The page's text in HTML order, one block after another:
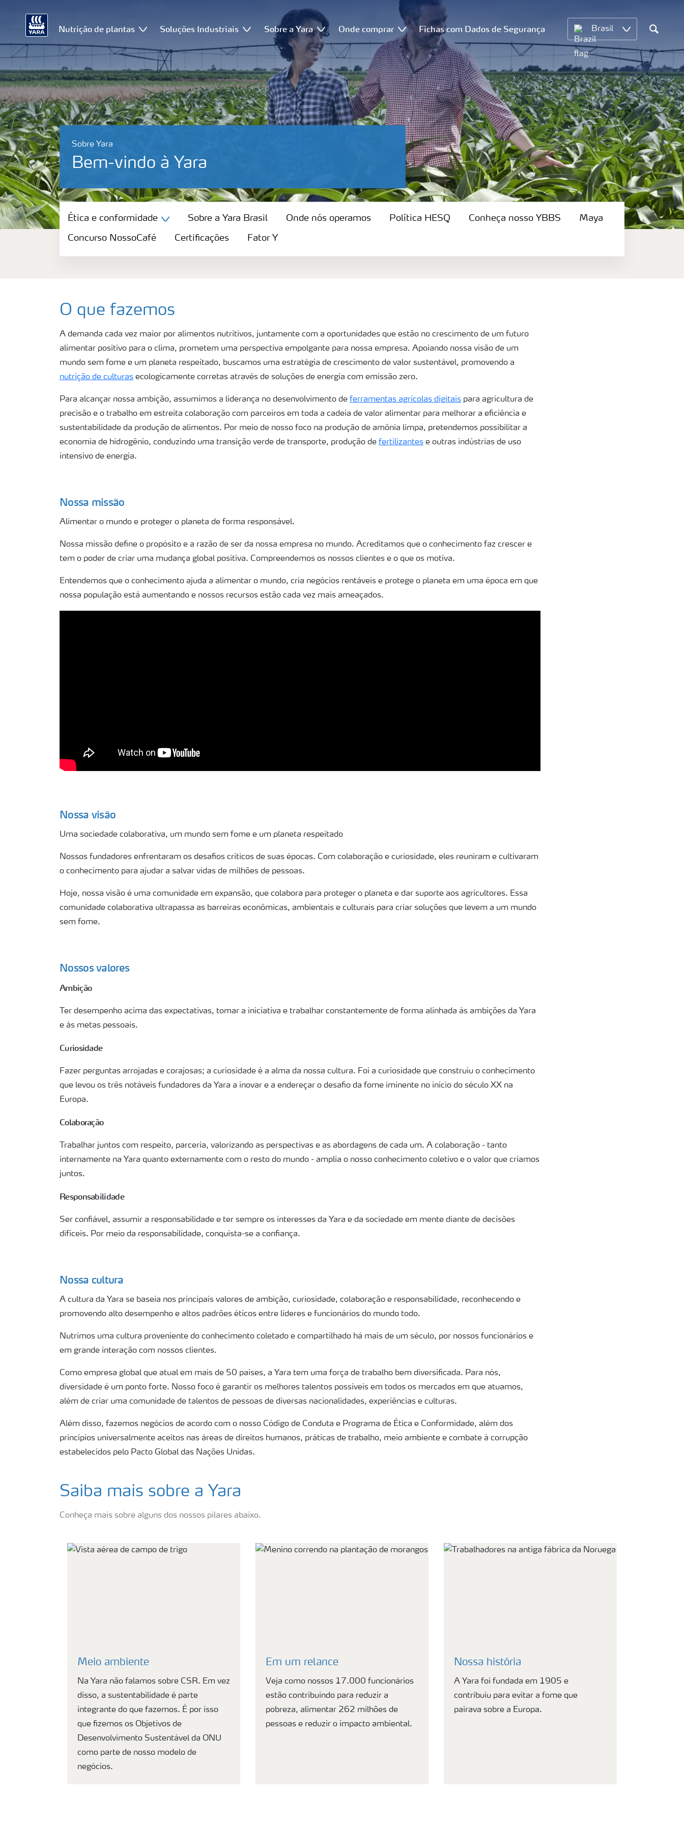
Nutrição de plantas Soluções Industriais Sobre a Yara Onde comprar Fichas com Dados de Segurança Brasil
Search
Sobre Yara
Bem-vindo à Yara
Ética e conformidade
Sobre a Yara Brasil
Política HESQ
Conheça nosso YBBS
Concurso NossoCafé
Ética e conformidade Sobre a Yara Brasil Onde nós operamos Política HESQ Conheça nosso YBBS Maya
Concurso NossoCafé Certificações Fator Y
O que fazemos
A demanda cada vez maior por alimentos nutritivos, juntamente com a oportunidades que estão no crescimento de um futuro
alimentar positivo para o clima, prometem uma perspectiva empolgante para nossa empresa. Apoiando nossa visão de um
mundo sem fome e um planeta respeitado, buscamos uma estratégia de crescimento de valor sustentável, promovendo a
nutrição de culturas ecologicamente corretas através de soluções de energia com emissão zero.
Para alcançar nossa ambição, assumimos a liderança no desenvolvimento de ferramentas agrícolas digitais para agricultura de
precisão e o trabalho em estreita colaboração com parceiros em toda a cadeia de valor alimentar para melhorar a eficiência e
sustentabilidade da produção de alimentos. Por meio de nosso foco na produção de amônia limpa, pretendemos possibilitar a
economia de hidrogênio, conduzindo uma transição verde de transporte, produção de fertilizantes e outras indústrias de uso
intensivo de energia.
Nossa missão
Alimentar o mundo e proteger o planeta de forma responsável.
Nossa missão define o propósito e a razão de ser da nossa empresa no mundo. Acreditamos que o conhecimento faz crescer e
tem o poder de criar uma mudança global positiva. Compreendemos os nossos clientes e o que os motiva.
Entendemos que o conhecimento ajuda a alimentar o mundo, cria negócios rentáveis e protege o planeta em uma época em que
nossa população está aumentando e nossos recursos estão cada vez mais ameaçados.
Nossa visão
Uma sociedade colaborativa, um mundo sem fome e um planeta respeitado
Nossos fundadores enfrentaram os desafios críticos de suas épocas. Com colaboração e curiosidade, eles reuniram e cultivaram
o conhecimento para ajudar a salvar vidas de milhões de pessoas.
Hoje, nossa visão é uma comunidade em expansão, que colabora para proteger o planeta e dar suporte aos agricultores. Essa
comunidade colaborativa ultrapassa as barreiras econômicas, ambientais e culturais para criar soluções que levem a um mundo
sem fome.
Nossos valores
Ambição
Ter desempenho acima das expectativas, tomar a iniciativa e trabalhar constantemente de forma alinhada às ambições da Yara
e às metas pessoais.
Curiosidade
Fazer perguntas arrojadas e corajosas; a curiosidade é a alma da nossa cultura. Foi a curiosidade que construiu o conhecimento
que levou os três notáveis fundadores da Yara a inovar e a endereçar o desafio da fome iminente no início do século XX na
Europa.
Colaboração
Trabalhar juntos com respeito, parceria, valorizando as perspectivas e as abordagens de cada um. A colaboração - tanto
internamente na Yara quanto externamente com o resto do mundo - amplia o nosso conhecimento coletivo e o valor que criamos
juntos.
Responsabilidade
Ser confiável, assumir a responsabilidade e ter sempre os interesses da Yara e da sociedade em mente diante de decisões
difíceis. Por meio da responsabilidade, conquista-se a confiança.
Nossa cultura
A cultura da Yara se baseia nos principais valores de ambição, curiosidade, colaboração e responsabilidade, reconhecendo e
promovendo alto desempenho e altos padrões éticos entre líderes e funcionários do mundo todo.
Nutrimos uma cultura proveniente do conhecimento coletado e compartilhado há mais de um século, por nossos funcionários e
em grande interação com nossos clientes.
Como empresa global que atual em mais de 50 países, a Yara tem uma força de trabalho bem diversificada. Para nós,
diversidade é um ponto forte. Nosso foco é garantir os melhores talentos possíveis em todos os mercados em que atuamos,
além de criar uma comunidade de talentos de pessoas de diversas nacionalidades, experiências e culturas.
Além disso, fazemos negócios de acordo com o nosso Código de Conduta e Programa de Ética e Conformidade, além dos
princípios universalmente aceitos nas áreas de direitos humanos, práticas de trabalho, meio ambiente e combate à corrupção
estabelecidos pelo Pacto Global das Nações Unidas.
Saiba mais sobre a Yara
Conheça mais sobre alguns dos nossos pilares abaixo.
Meio ambiente
Na Yara não falamos sobre CSR. Em vez
disso, a sustentabilidade é parte
integrante do que fazemos. É por isso
que fizemos os Objetivos de
Desenvolvimento Sustentável da ONU
como parte de nosso modelo de
negócios.
Em um relance
Veja como nossos 17.000 funcionários
estão contribuindo para reduzir a
pobreza, alimentar 262 milhões de
pessoas e reduzir o impacto ambiental.
Nossa história
A Yara foi fundada em 1905 e
contribuiu para evitar a fome que
pairava sobre a Europa.